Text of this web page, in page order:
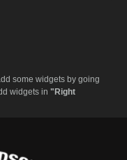
some widgets by going
widgets in"Right